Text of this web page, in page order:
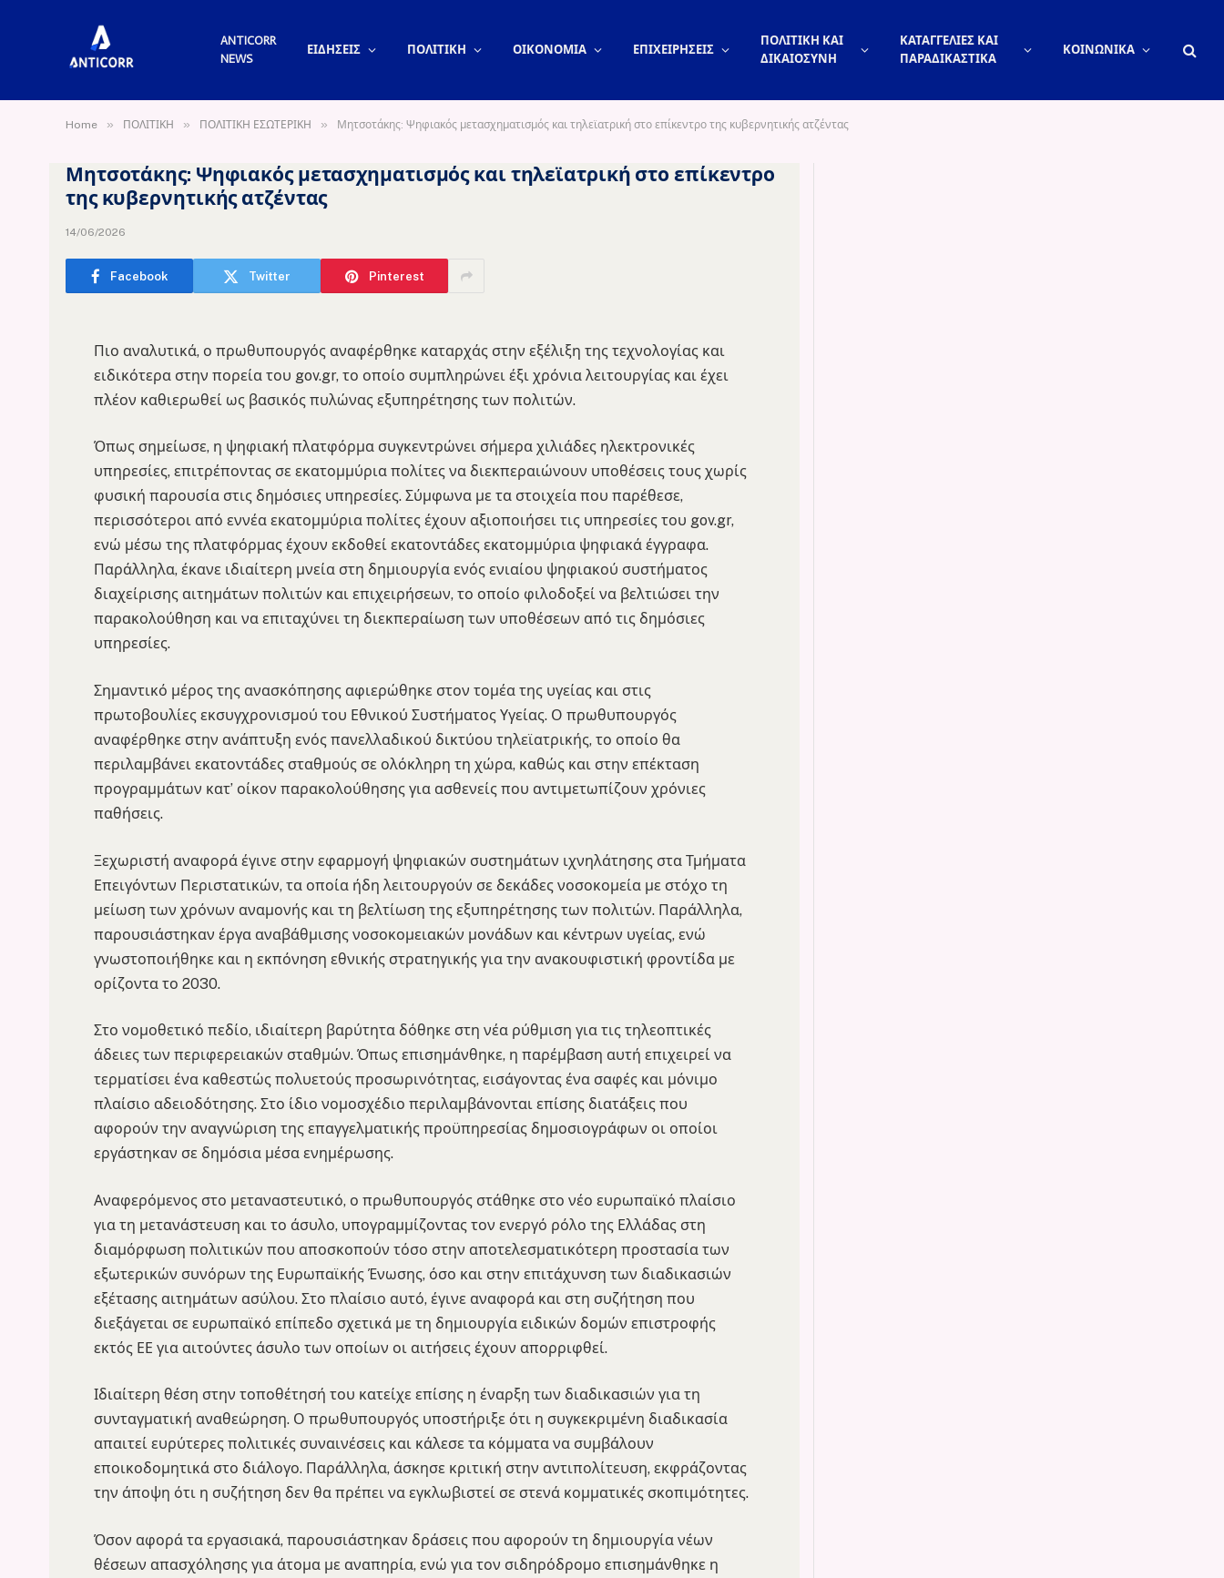
ANTICORR
NEWS
ΕΙΔΗΣΕΙΣ ΠΟΛΙΤΙΚΗ ΟΙΚΟΝΟΜΙΑ ΕΠΙΧΕΙΡΗΣΕΙΣ
ΠΟΛΙΤΙΚΗ ΚΑΙ
ΔΙΚΑΙΟΣΥΝΗ
ΚΑΤΑΓΓΕΛΙΕΣ ΚΑΙ
ΠΑΡΑΔΙΚΑΣΤΙΚΑ
ΚΟΙΝΩΝΙΚΑ
Home » ΠΟΛΙΤΙΚΗ » ΠΟΛΙΤΙΚΗ ΕΣΩΤΕΡΙΚΗ » Μητσοτάκης: Ψηφιακός μετασχηματισμός και τηλεϊατρική στο επίκεντρο της κυβερνητικής ατζέντας
Μητσοτάκης: Ψηφιακός μετασχηματισμός και τηλεϊατρική στο επίκεντρο
της κυβερνητικής ατζέντας
14/06/2026
Facebook Twitter Pinterest
Πιο αναλυτικά, ο πρωθυπουργός αναφέρθηκε καταρχάς στην εξέλιξη της τεχνολογίας και
ειδικότερα στην πορεία του gov.gr, το οποίο συμπληρώνει έξι χρόνια λειτουργίας και έχει
πλέον καθιερωθεί ως βασικός πυλώνας εξυπηρέτησης των πολιτών.
Όπως σημείωσε, η ψηφιακή πλατφόρμα συγκεντρώνει σήμερα χιλιάδες ηλεκτρονικές
υπηρεσίες, επιτρέποντας σε εκατομμύρια πολίτες να διεκπεραιώνουν υποθέσεις τους χωρίς
φυσική παρουσία στις δημόσιες υπηρεσίες. Σύμφωνα με τα στοιχεία που παρέθεσε,
περισσότεροι από εννέα εκατομμύρια πολίτες έχουν αξιοποιήσει τις υπηρεσίες του gov.gr,
ενώ μέσω της πλατφόρμας έχουν εκδοθεί εκατοντάδες εκατομμύρια ψηφιακά έγγραφα.
Παράλληλα, έκανε ιδιαίτερη μνεία στη δημιουργία ενός ενιαίου ψηφιακού συστήματος
διαχείρισης αιτημάτων πολιτών και επιχειρήσεων, το οποίο φιλοδοξεί να βελτιώσει την
παρακολούθηση και να επιταχύνει τη διεκπεραίωση των υποθέσεων από τις δημόσιες
υπηρεσίες.
Σημαντικό μέρος της ανασκόπησης αφιερώθηκε στον τομέα της υγείας και στις
πρωτοβουλίες εκσυγχρονισμού του Εθνικού Συστήματος Υγείας. Ο πρωθυπουργός
αναφέρθηκε στην ανάπτυξη ενός πανελλαδικού δικτύου τηλεϊατρικής, το οποίο θα
περιλαμβάνει εκατοντάδες σταθμούς σε ολόκληρη τη χώρα, καθώς και στην επέκταση
προγραμμάτων κατ’ οίκον παρακολούθησης για ασθενείς που αντιμετωπίζουν χρόνιες
παθήσεις.
Ξεχωριστή αναφορά έγινε στην εφαρμογή ψηφιακών συστημάτων ιχνηλάτησης στα Τμήματα
Επειγόντων Περιστατικών, τα οποία ήδη λειτουργούν σε δεκάδες νοσοκομεία με στόχο τη
μείωση των χρόνων αναμονής και τη βελτίωση της εξυπηρέτησης των πολιτών. Παράλληλα,
παρουσιάστηκαν έργα αναβάθμισης νοσοκομειακών μονάδων και κέντρων υγείας, ενώ
γνωστοποιήθηκε και η εκπόνηση εθνικής στρατηγικής για την ανακουφιστική φροντίδα με
ορίζοντα το 2030.
Στο νομοθετικό πεδίο, ιδιαίτερη βαρύτητα δόθηκε στη νέα ρύθμιση για τις τηλεοπτικές
άδειες των περιφερειακών σταθμών. Όπως επισημάνθηκε, η παρέμβαση αυτή επιχειρεί να
τερματίσει ένα καθεστώς πολυετούς προσωρινότητας, εισάγοντας ένα σαφές και μόνιμο
πλαίσιο αδειοδότησης. Στο ίδιο νομοσχέδιο περιλαμβάνονται επίσης διατάξεις που
αφορούν την αναγνώριση της επαγγελματικής προϋπηρεσίας δημοσιογράφων οι οποίοι
εργάστηκαν σε δημόσια μέσα ενημέρωσης.
Αναφερόμενος στο μεταναστευτικό, ο πρωθυπουργός στάθηκε στο νέο ευρωπαϊκό πλαίσιο
για τη μετανάστευση και το άσυλο, υπογραμμίζοντας τον ενεργό ρόλο της Ελλάδας στη
διαμόρφωση πολιτικών που αποσκοπούν τόσο στην αποτελεσματικότερη προστασία των
εξωτερικών συνόρων της Ευρωπαϊκής Ένωσης, όσο και στην επιτάχυνση των διαδικασιών
εξέτασης αιτημάτων ασύλου. Στο πλαίσιο αυτό, έγινε αναφορά και στη συζήτηση που
διεξάγεται σε ευρωπαϊκό επίπεδο σχετικά με τη δημιουργία ειδικών δομών επιστροφής
εκτός ΕΕ για αιτούντες άσυλο των οποίων οι αιτήσεις έχουν απορριφθεί.
Ιδιαίτερη θέση στην τοποθέτησή του κατείχε επίσης η έναρξη των διαδικασιών για τη
συνταγματική αναθεώρηση. Ο πρωθυπουργός υποστήριξε ότι η συγκεκριμένη διαδικασία
απαιτεί ευρύτερες πολιτικές συναινέσεις και κάλεσε τα κόμματα να συμβάλουν
εποικοδομητικά στο διάλογο. Παράλληλα, άσκησε κριτική στην αντιπολίτευση, εκφράζοντας
την άποψη ότι η συζήτηση δεν θα πρέπει να εγκλωβιστεί σε στενά κομματικές σκοπιμότητες.
Όσον αφορά τα εργασιακά, παρουσιάστηκαν δράσεις που αφορούν τη δημιουργία νέων
θέσεων απασχόλησης για άτομα με αναπηρία, ενώ για τον σιδηρόδρομο επισημάνθηκε η